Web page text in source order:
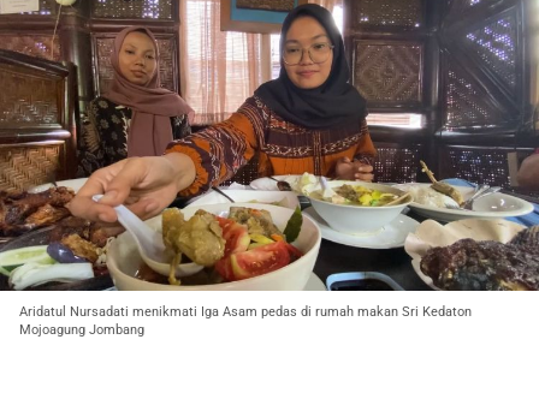
Aridatul Nursadati menikmati Iga Asam pedas di rumah makan Sri Kedaton
Mojoagung Jombang